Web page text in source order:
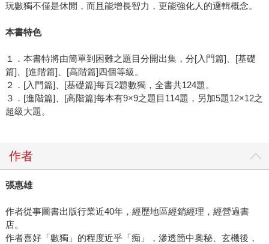
玩數獨不僅是休閒，而且能增長智力，更能強化人的邏輯概念。
本書特色
１．本書特將由簡單到困難之題目分開出集，分[入門篇]、[基礎
篇]、[進階篇]、[高階篇]四個等級。
２．[入門篇]、[基礎篇]每頁2題數獨，全書共124題。
３．[進階篇]、[高階篇]每本有9×9之題目114題，另加5題12×12之
超級大題。
作者
張惠雄
作者從事圖書出版行業近40年，經歷地區經銷經理，經營過書
店。
作者喜好「數獨」的程度近乎「痴」，滲透箇中奧秘、玄機後，